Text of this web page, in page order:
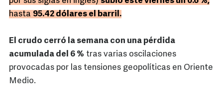
hasta 95.42 dólares el barril.
El crudo cerró la semana con una pérdida
acumulada del 6 % tras varias oscilaciones
provocadas por las tensiones geopolíticas en Oriente
Medio.